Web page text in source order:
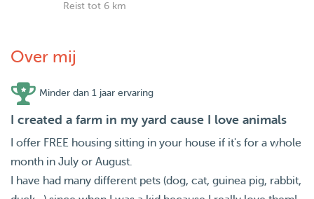
Reist tot 6 km
Over mij
Minder dan 1 jaar ervaring
I created a farm in my yard cause I love animals
I offer FREE housing sitting in your house if it's for a whole
month in July or August.
I have had many different pets (dog, cat, guinea pig, rabbit,